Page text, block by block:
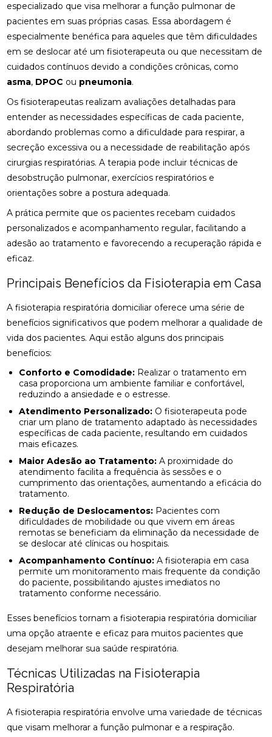
especializado que visa melhorar a função pulmonar de
pacientes em suas próprias casas. Essa abordagem é
especialmente benéfica para aqueles que têm dificuldades
em se deslocar até um fisioterapeuta ou que necessitam de
cuidados contínuos devido a condições crônicas, como
asma, DPOC ou pneumonia.
Os fisioterapeutas realizam avaliações detalhadas para
entender as necessidades específicas de cada paciente,
abordando problemas como a dificuldade para respirar, a
secreção excessiva ou a necessidade de reabilitação após
cirurgias respiratórias. A terapia pode incluir técnicas de
desobstrução pulmonar, exercícios respiratórios e
orientações sobre a postura adequada.
A prática permite que os pacientes recebam cuidados
personalizados e acompanhamento regular, facilitando a
adesão ao tratamento e favorecendo a recuperação rápida e
eficaz.
Principais Benefícios da Fisioterapia em Casa
A fisioterapia respiratória domiciliar oferece uma série de
benefícios significativos que podem melhorar a qualidade de
vida dos pacientes. Aqui estão alguns dos principais
benefícios:
Conforto e Comodidade: Realizar o tratamento em
casa proporciona um ambiente familiar e confortável,
reduzindo a ansiedade e o estresse.
Atendimento Personalizado: O fisioterapeuta pode
criar um plano de tratamento adaptado às necessidades
específicas de cada paciente, resultando em cuidados
mais eficazes.
Maior Adesão ao Tratamento: A proximidade do
atendimento facilita a frequência às sessões e o
cumprimento das orientações, aumentando a eficácia do
tratamento.
Redução de Deslocamentos: Pacientes com
dificuldades de mobilidade ou que vivem em áreas
remotas se beneficiam da eliminação da necessidade de
se deslocar até clínicas ou hospitais.
Acompanhamento Contínuo: A fisioterapia em casa
permite um monitoramento mais frequente da condição
do paciente, possibilitando ajustes imediatos no
tratamento conforme necessário.
Esses benefícios tornam a fisioterapia respiratória domiciliar
uma opção atraente e eficaz para muitos pacientes que
desejam melhorar sua saúde respiratória.
Técnicas Utilizadas na Fisioterapia
Respiratória
A fisioterapia respiratória envolve uma variedade de técnicas
que visam melhorar a função pulmonar e a respiração.
MELHORA A QUALIDADE DE VIDA
ACUPUNTURA PARA ENXAQUECA: ALIVIE SUAS
DORES COM ESTA ABORDAGEM NATURAL
ACUPUNTURA PARA ENXAQUECA: ALÍVIO EFICAZ
ACUPUNTURA PARA ENXAQUECA: ALÍVIO NATURAL
PARA A DOR E MELHORA DA MOBILIDADE
ACUPUNTURA PARA NERVO CIÁTICO: ALÍVIO EFICAZ
PARA DOR E MELHORA DA MOBILIDADE
ACUPUNTURA PARA O NERVO CIÁTICO: ALÍVIO
NATURAL E EFICAZ
MELHOR ATENDIMENTO NA SUA REGIÃO
MELHOR ATENDIMENTO PARA SEU BEM-ESTAR
ACUPUNTURA RJ: ALÍVIO E BEM-ESTAR
ACUPUNTURA RJ: DESCUBRA OS BENEFÍCIOS E
ONDE ENCONTRAR
ACUPUNTURA: BENEFÍCIOS E APLICAÇÕES PARA
SUA SAÚDE
BENEFÍCIOS DA ACUPUNTURA PARA SAÚDE
BENEFÍCIOS DA ACUPUNTURA RJ PARA SAÚDE E
BEM-ESTAR
BENEFÍCIOS DA OSTEOPATIA PARA A COLUNA
BENEFÍCIOS DA OSTEOPATIA RJ PARA SUA SAÚDE
BENEFÍCIOS DA PALMILA ORTOPÉDICA PARA
SAÚDE
BENEFÍCIOS DA PALMILHA PARA JOANETE QUE
VOCÊ PRECISA CONHECER
BENEFÍCIOS DA QUIROPRAXIA CERVICAL
SAÚDE
SAÚDE: GUIA COMPLETO
COMPLETO
palmilha ortopedica preço palmilha para pé chato
palmilha para pé chato preço
palmilha sob medida preço quiropraxia
quiropraxia RJ quiropraxia cervical
quiropraxia em Niterói
quiropraxia perto quiropraxia perto de mim
rpg escoliose